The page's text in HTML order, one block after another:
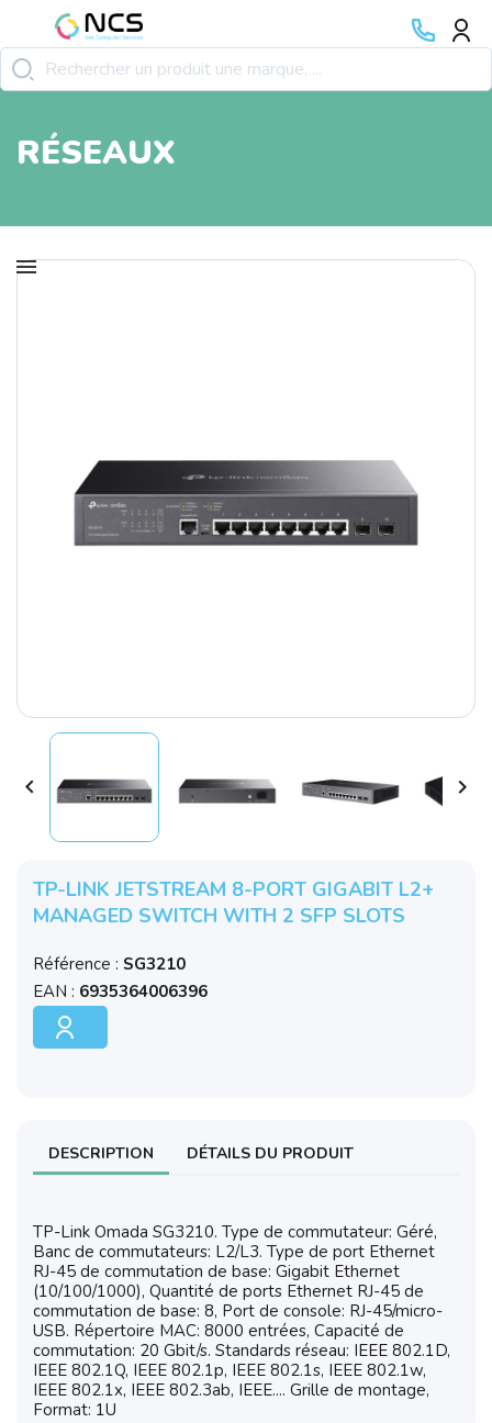
RÉSEAUX
 
TP-LINK JETSTREAM 8-PORT GIGABIT L2+
MANAGED SWITCH WITH 2 SFP SLOTS
Référence : SG3210
EAN : 6935364006396
DESCRIPTION DÉTAILS DU PRODUIT
TP-Link Omada SG3210. Type de commutateur: Géré,
Banc de commutateurs: L2/L3. Type de port Ethernet
RJ-45 de commutation de base: Gigabit Ethernet
(10/100/1000), Quantité de ports Ethernet RJ-45 de
commutation de base: 8, Port de console: RJ-45/micro-
USB. Répertoire MAC: 8000 entrées, Capacité de
commutation: 20 Gbit/s. Standards réseau: IEEE 802.1D,
IEEE 802.1Q, IEEE 802.1p, IEEE 802.1s, IEEE 802.1w,
IEEE 802.1x, IEEE 802.3ab, IEEE.... Grille de montage,
Format: 1U